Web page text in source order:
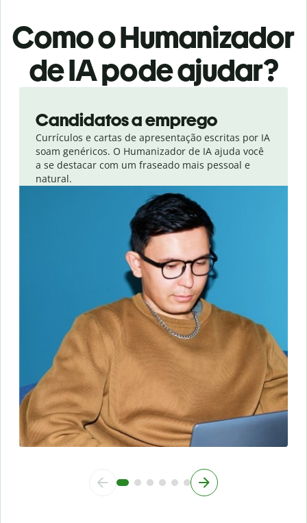
Como o Humanizador
de IA pode ajudar?
Candidatos a emprego
Currículos e cartas de apresentação escritas por IA
soam genéricos. O Humanizador de IA ajuda você
a se destacar com um fraseado mais pessoal e
natural.